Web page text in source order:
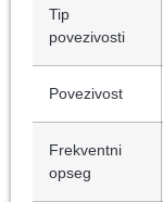
Tip
povezivosti
Povezivost
Frekventni
opseg